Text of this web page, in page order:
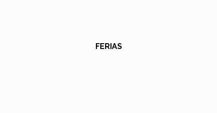
FERIAS